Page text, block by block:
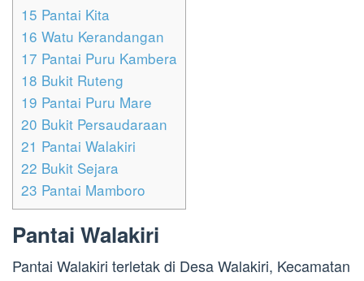
15 Pantai Kita
16 Watu Kerandangan
17 Pantai Puru Kambera
18 Bukit Ruteng
19 Pantai Puru Mare
20 Bukit Persaudaraan
21 Pantai Walakiri
22 Bukit Sejara
23 Pantai Mamboro
Pantai Walakiri
Pantai Walakiri terletak di Desa Walakiri, Kecamatan